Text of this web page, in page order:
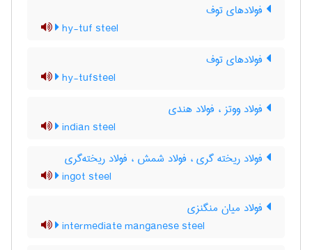
فولادهای توف
hy-tuf steel
فولادهای توف
hy-tufsteel
فولاد ووتز ، فولاد هندی
indian steel
فولاد ریخته گری ، فولاد شمش ، فولاد ریخته‌گری
ingot steel
فولاد میان منگنزی
intermediate manganese steel